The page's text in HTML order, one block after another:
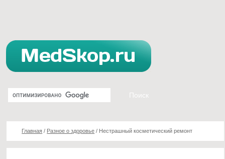
Главная / Разное о здоровье / Нестрашный косметический ремонт